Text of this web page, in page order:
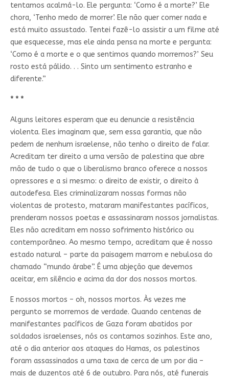
tentamos acalmá-lo. Ele pergunta: ‘Como é a morte?’ Ele
chora, ‘Tenho medo de morrer’. Ele não quer comer nada e
está muito assustado. Tentei fazê-lo assistir a um filme até
que esquecesse, mas ele ainda pensa na morte e pergunta:
‘Como é a morte e o que sentimos quando morremos?’ Seu
rosto está pálido. . . Sinto um sentimento estranho e
diferente.”
* * *
Alguns leitores esperam que eu denuncie a resistência
violenta. Eles imaginam que, sem essa garantia, que não
pedem de nenhum israelense, não tenho o direito de falar.
Acreditam ter direito a uma versão de palestina que abre
mão de tudo o que o liberalismo branco oferece a nossos
opressores e a si mesmo: o direito de existir, o direito à
autodefesa. Eles criminalizaram nossas formas não
violentas de protesto, mataram manifestantes pacíficos,
prenderam nossos poetas e assassinaram nossos jornalistas.
Eles não acreditam em nosso sofrimento histórico ou
contemporâneo. Ao mesmo tempo, acreditam que é nosso
estado natural – parte da paisagem marrom e nebulosa do
chamado “mundo árabe”. É uma abjeção que devemos
aceitar, em silêncio e acima da dor dos nossos mortos.
E nossos mortos – oh, nossos mortos. Às vezes me
pergunto se morremos de verdade. Quando centenas de
manifestantes pacíficos de Gaza foram abatidos por
soldados israelenses, nós os contamos sozinhos. Este ano,
até o dia anterior aos ataques do Hamas, os palestinos
foram assassinados a uma taxa de cerca de um por dia –
mais de duzentos até 6 de outubro. Para nós, até funerais